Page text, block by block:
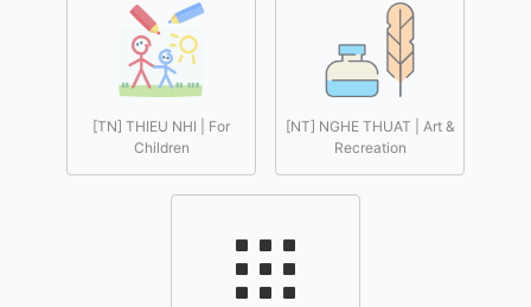
[TN] THIEU NHI | For
Children
[NT] NGHE THUAT | Art &
Recreation